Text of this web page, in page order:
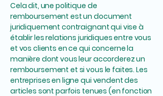
Cela dit, une politique de
remboursement est un document
juridiquement contraignant qui vise à
établir les relations juridiques entre vous
et vos clients en ce qui concerne la
manière dont vous leur accorderez un
remboursement et si vous le faites. Les
entreprises en ligne qui vendent des
articles sont parfois tenues (en fonction